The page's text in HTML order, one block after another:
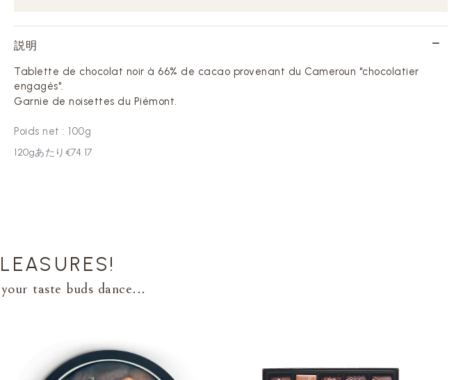
説明
Tablette de chocolat noir à 66% de cacao provenant du Cameroun "chocolatier
engagés".
Garnie de noisettes du Piémont.
Poids net : 100g
120gあたり €74.17
taste buds dance...